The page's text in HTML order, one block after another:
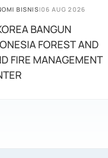
BISNIS|06 AUG 2026
BANGUN
FOREST AND
FIRE MANAGEMENT